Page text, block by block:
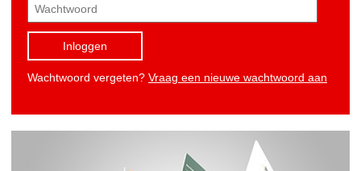
Inloggen
Wachtwoord vergeten? Vraag een nieuwe wachtwoord aan